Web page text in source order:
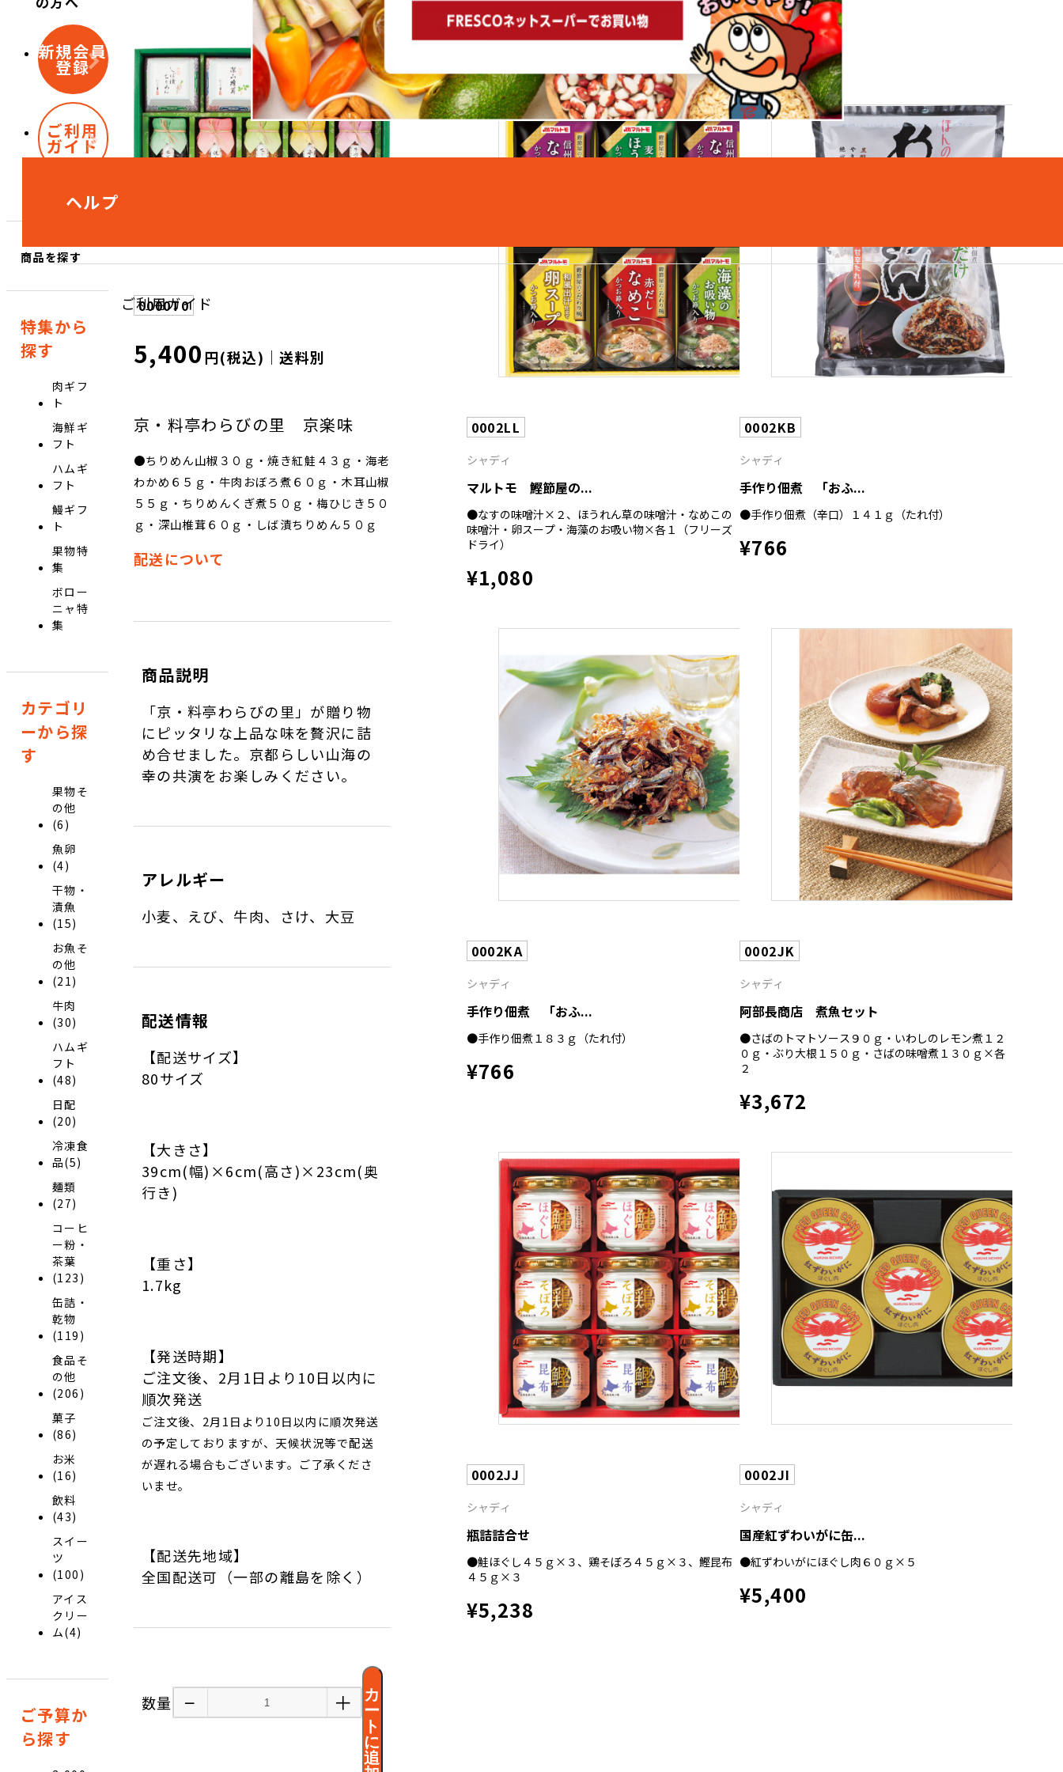
ヘルプ
ご利用ガイド
新規会員
登録
ご利用
ガイド
商品を探す
特集から
探す
肉ギフ
ト
海鮮ギ
フト
ハムギ
フト
鰻ギフ
ト
果物特
集
ボロー
ニャ特
集
カテゴリ
ーから探
す
果物そ
の他
(6)
魚卵
(4)
干物・
漬魚
(15)
お魚そ
の他
(21)
牛肉
(30)
ハムギ
フト
(48)
日配
(20)
冷凍食
品(5)
麺類
(27)
コーヒ
ー粉・
茶葉
(123)
缶詰・
乾物
(119)
食品そ
の他
(206)
菓子
(86)
お米
(16)
飲料
(43)
スイー
ツ
(100)
アイス
クリー
ム(4)
ご予算か
ら探す
0000T0
5,400円(税込)｜送料別
京・料亭わらびの里 京楽味
●ちりめん山椒３０ｇ・焼き紅鮭４３ｇ・海老
わかめ６５ｇ・牛肉おぼろ煮６０ｇ・木耳山椒
５５ｇ・ちりめんくぎ煮５０ｇ・梅ひじき５０
ｇ・深山椎茸６０ｇ・しば漬ちりめん５０ｇ
配送について
商品説明
「京・料亭わらびの里」が贈り物
にピッタリな上品な味を贅沢に詰
め合せました。京都らしい山海の
幸の共演をお楽しみください。
アレルギー
小麦、えび、牛肉、さけ、大豆
配送情報
【配送サイズ】
80サイズ
【大きさ】
39cm(幅)×6cm(高さ)×23cm(奥
行き)
【重さ】
1.7kg
【発送時期】
ご注文後、2月1日より10日以内に
順次発送
ご注文後、2月1日より10日以内に順次発送
の予定しておりますが、天候状況等で配送
が遅れる場合もございます。ご了承くださ
いませ。
【配送先地域】
全国配送可（一部の離島を除く）
数量 − ＋
カ
ー
ト
に
追
こちらもおすすめ
0002LL
シャディ
マルトモ 鰹節屋の...
●なすの味噌汁×２、ほうれん草の味噌汁・なめこの
味噌汁・卵スープ・海藻のお吸い物×各１（フリーズ
ドライ）
¥1,080
0002KB
シャディ
手作り佃煮 「おふ...
●手作り佃煮（辛口）１４１ｇ（たれ付）
¥766
0002KA
シャディ
手作り佃煮 「おふ...
●手作り佃煮１８３ｇ（たれ付）
¥766
0002JK
シャディ
阿部長商店 煮魚セット
●さばのトマトソース９０ｇ・いわしのレモン煮１２
０ｇ・ぶり大根１５０ｇ・さばの味噌煮１３０ｇ×各
２
¥3,672
0002JJ
シャディ
瓶詰詰合せ
●鮭ほぐし４５ｇ×３、鶏そぼろ４５ｇ×３、鰹昆布
４５ｇ×３
¥5,238
0002JI
シャディ
国産紅ずわいがに缶...
●紅ずわいがにほぐし肉６０ｇ×５
¥5,400